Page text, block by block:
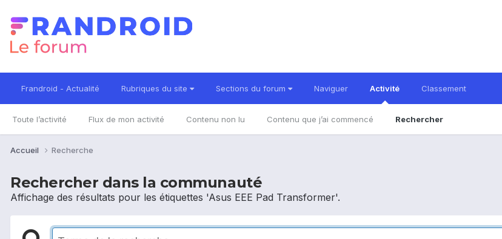
Frandroid - Actualité Rubriques du site Sections du forum Naviguer Activité
Toute l’activité Flux de mon activité Contenu non lu Contenu que j’ai commencé Rechercher
Classement
Accueil Recherche
Rechercher dans la communauté
Affichage des résultats pour les étiquettes 'Asus EEE Pad Transformer'.